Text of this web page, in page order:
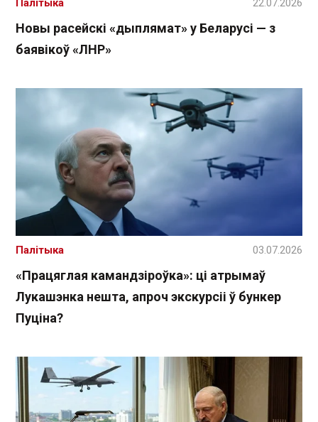
Новы расейскі «дыплямат» у Беларусі — з
баявікоў «ЛНР»
Палітыка 22.07.2026
«Працяглая камандзіроўка»: ці атрымаў
Лукашэнка нешта, апроч экскурсіі ў бункер
Пуціна?
Палітыка 03.07.2026